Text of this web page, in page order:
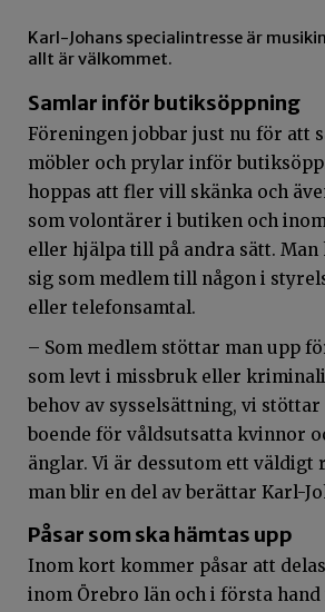
Karl-Johans specialintresse är
allt är välkommet.
Samlar inför butiksöppning
Föreningen jobbar just nu för att
möbler och prylar inför
hoppas att fler vill skänka och
som volontärer i butiken och
eller hjälpa till på andra sätt. Man
sig som medlem till någon i
eller telefonsamtal.
– Som medlem stöttar man upp
som levt i missbruk eller
behov av sysselsättning, vi
boende för våldsutsatta kvinnor
änglar. Vi är dessutom ett väldigt
man blir en del av berättar Karl-
Påsar som ska hämtas upp
Inom kort kommer påsar att
inom Örebro län och i första hand